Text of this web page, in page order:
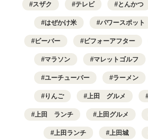
スザク テレビ とんかつ
はぜかけ米 パワースポット
ビーバー ビフォーアフター
マラソン マレットゴルフ
ユーチューバー ラーメン
りんご 上田 グルメ
上田 ランチ 上田グルメ
上田ランチ 上田城